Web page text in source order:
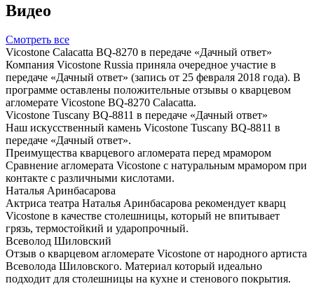
Видео
Смотреть все
Vicostone Calacatta BQ-8270 в передаче «Дачный ответ»
Компания Vicostone Russia приняла очередное участие в
передаче «Дачный ответ» (запись от 25 февраля 2018 года). В
программе оставлены положительные отзывы о кварцевом
агломерате Vicostone BQ-8270 Calacatta.
Vicostone Tuscany BQ-8811 в передаче «Дачный ответ»
Наш искусственный камень Vicostone Tuscany BQ-8811 в
передаче «Дачный ответ».
Преимущества кварцевого агломерата перед мрамором
Сравнение агломерата Vicostone с натуральным мрамором при
контакте с различными кислотами.
Наталья Аринбасарова
Актриса театра Наталья Аринбасарова рекомендует кварц
Vicostone в качестве столешницы, который не впитывает
грязь, термостойкий и ударопрочный.
Всеволод Шиловский
Отзыв о кварцевом агломерате Vicostone от народного артиста
Всеволода Шиловского. Материал который идеально
подходит для столешницы на кухне и стенового покрытия.